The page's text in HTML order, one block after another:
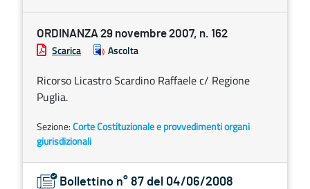
ORDINANZA 29 novembre 2007, n. 162
Scarica Ascolta
Ricorso Licastro Scardino Raffaele c/ Regione
Puglia.
Sezione:Corte Costituzionale e provvedimenti organi
giurisdizionali
Bollettino n° 87 del 04/06/2008